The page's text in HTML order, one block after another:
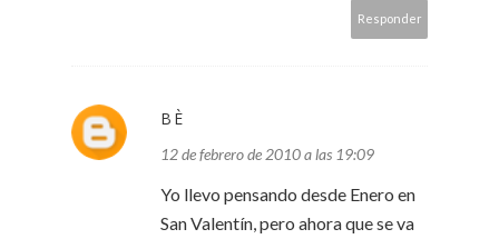
Responder
BÈ
12 de febrero de 2010 a las 19:09
Yo llevo pensando desde Enero en
San Valentín, pero ahora que se va